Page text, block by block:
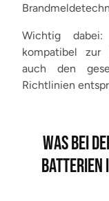
Wichtig
kompatibel zur
auch den
Richtlinien
WAS BEI
BATTERIEN